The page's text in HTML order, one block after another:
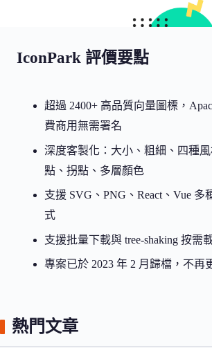
IconPark 評價要點
超過 2400+ 高品質向量圖標，
費商用無需署名
深度客製化：大小、粗細、四種
點、拐點、多層顏色
支援 SVG、PNG、React、Vue 多
式
支援批量下載與 tree-shaking 按需
專案已於 2023 年 2 月歸檔，不再
熱門文章